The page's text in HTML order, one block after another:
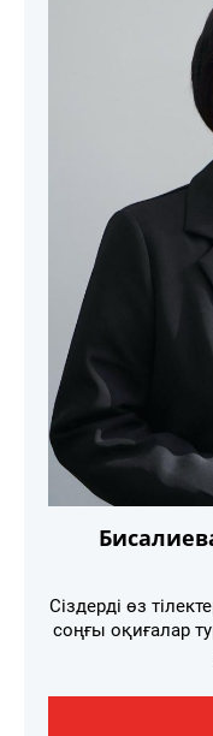
Сіздерді өз
соңғы оқиғалар